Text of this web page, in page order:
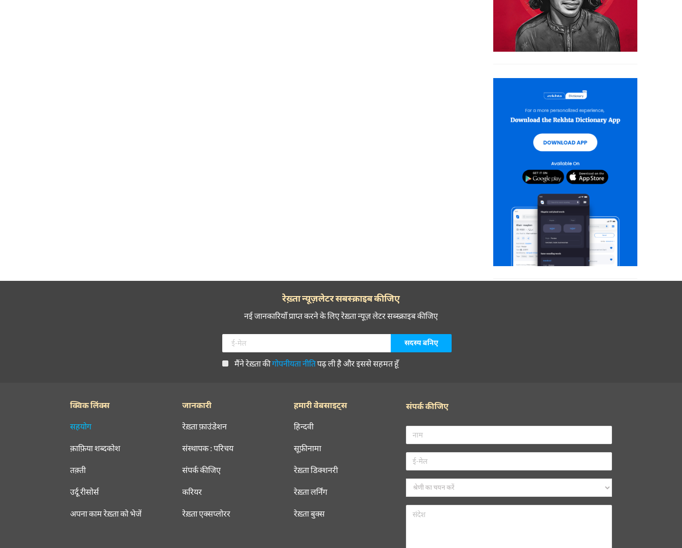
रेख़्ता न्यूज़लेटर सबस्क्राइब कीजिए
नई जानकारियाँ प्राप्त करने के लिए रेख़्ता न्यूज़ लेटर सब्स्क्राइब कीजिए
मैंने रेख़्ता कीगोपनीयता नीतिपढ़ ली है और इससे सहमत हूँ
क्विक लिंक्स
सहयोग
क़ाफ़िया शब्दकोश
तक़्ती
उर्दू रीसोर्स
अपना काम रेख़्ता को भेजें
जानकारी
रेख़्ता फ़ाउंडेशन
संस्थापक : परिचय
संपर्क कीजिए
करियर
रेख़्ता एक्सप्लोरर
हमारी वेबसाइट्स
हिन्दवी
सूफ़ीनामा
रेख़्ता डिक्शनरी
रेख़्ता लर्निंग
रेख़्ता बुक्स
संपर्क कीजिए